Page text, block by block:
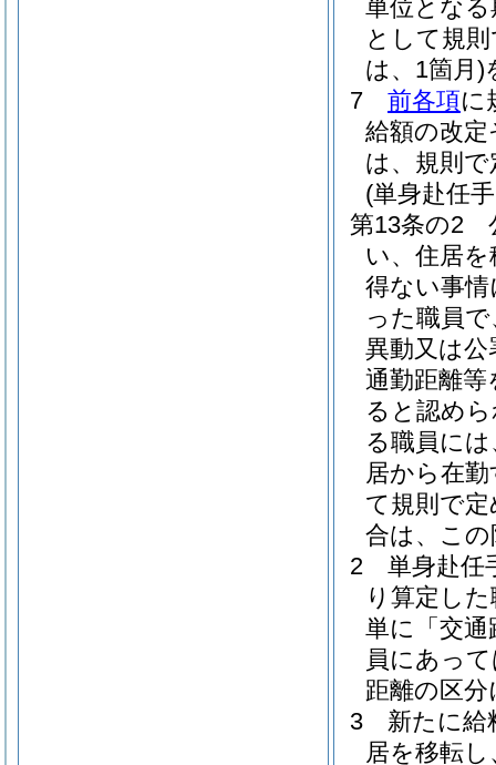
単位とな
として規
は、1箇月)
7
前各項に
給額の改
は、規則
(単身赴任
第13条の2
い、住居
得ない事
った職員
異動又は
通勤距離
ると認め
る職員に
居から在
て規則で
合は、こ
2
単身赴任
り算定し
単に「交
員にあっ
距離の区
3
新たに給
居を移転